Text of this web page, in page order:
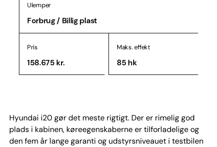
Ulemper
Forbrug / Billig plast
Pris
158.675 kr.
Maks. effekt
85 hk
Hyundai i20 gør det meste rigtigt. Der er rimelig god
plads i kabinen, køreegenskaberne er tilforladelige og
den fem år lange garanti og udstyrsniveauet i testbilen